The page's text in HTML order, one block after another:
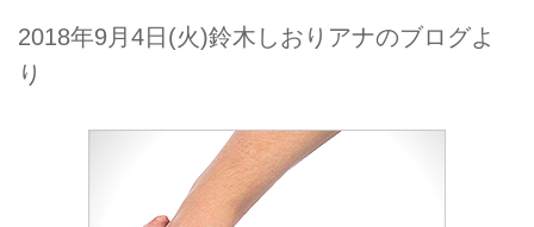
2018年9月4日(火)鈴木しおりアナのブログよ
り